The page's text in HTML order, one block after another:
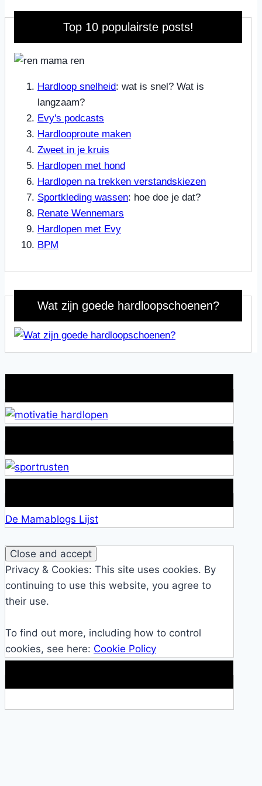
Top 10 populairste posts!
Hardloop snelheid: wat is snel? Wat is
langzaam?
Evy's podcasts
Hardlooproute maken
Zweet in je kruis
Hardlopen met hond
Hardlopen na trekken verstandskiezen
Sportkleding wassen: hoe doe je dat?
Renate Wennemars
Hardlopen met Evy
BPM
Wat zijn goede hardloopschoenen?
De Mamablogs Lijst
Privacy & Cookies: This site uses cookies. By
continuing to use this website, you agree to
their use.
To find out more, including how to control
cookies, see here: Cookie Policy